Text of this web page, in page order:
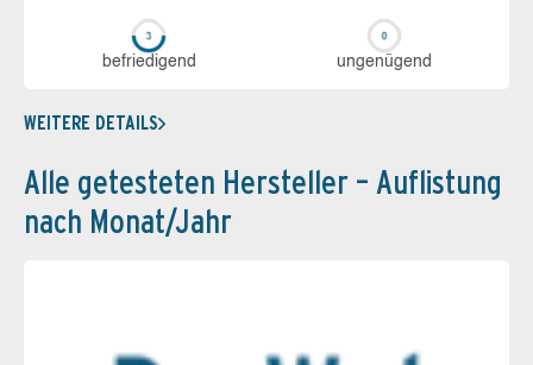
be­frie­di­gend un­ge­nü­gend
WEITERE DETAILS
Alle getesteten Hersteller – Auflistung
nach Monat/Jahr